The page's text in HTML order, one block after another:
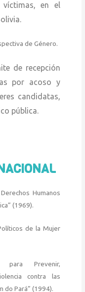
víctimas, en el
de Género.
de recepción
por acoso y
candidatas,
pública.
Humanos
(1969).
de la Mujer
para Prevenir,
contra las
do Pará” (1994).